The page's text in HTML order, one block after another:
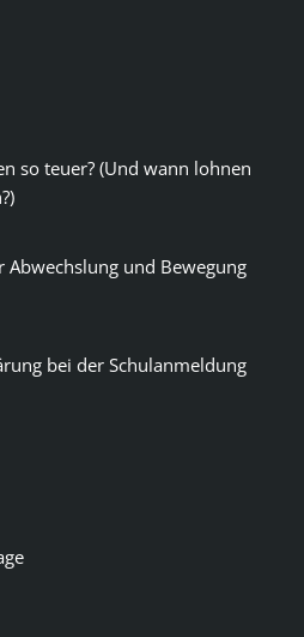
so teuer? (Und wann lohnen
Abwechslung und Bewegung
bei der Schulanmeldung